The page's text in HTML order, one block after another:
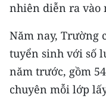
TIN ĐỊA PHƯƠNG
Trung du và miền
nhiên diễn ra vào
Năm nay, Trường
tuyển sinh với số
năm trước, gồm
chuyên mỗi lớp